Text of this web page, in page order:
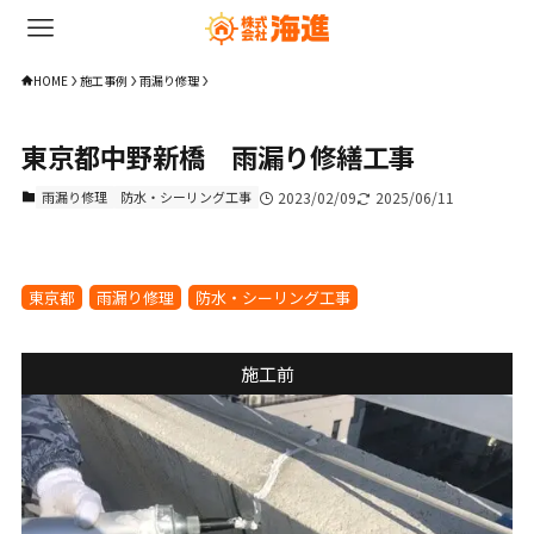
HOME 施工事例 雨漏り修理
東京都中野新橋 雨漏り修繕工事
雨漏り修理 防水・シーリング工事 2023/02/09 2025/06/11
東京都 雨漏り修理 防水・シーリング工事
施工前